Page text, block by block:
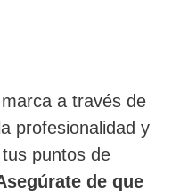
a través de
profesionalidad y
puntos de
de que